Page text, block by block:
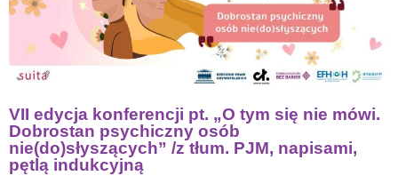
VII edycja konferencji pt. „O tym się nie mówi.
Dobrostan psychiczny osób
nie(do)słyszących” /z tłum. PJM, napisami,
pętlą indukcyjną